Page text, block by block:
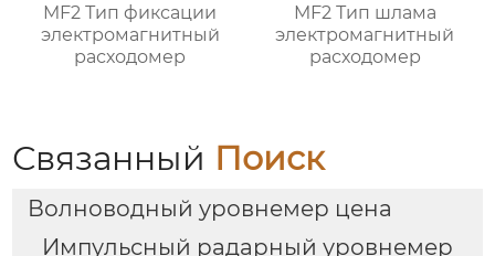
MF2 Тип фиксации
электромагнитный
расходомер
MF2 Тип шлама
электромагнитный
расходомер
Связанный Поиск
Волноводный уровнемер цена
Импульсный радарный уровнемер